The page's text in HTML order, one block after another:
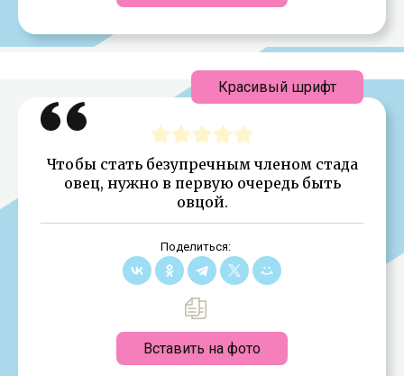
Чтобы стать безупречным членом стада
овец, нужно в первую очередь быть
овцой.
Поделиться:
Вставить на фото
Красивый шрифт